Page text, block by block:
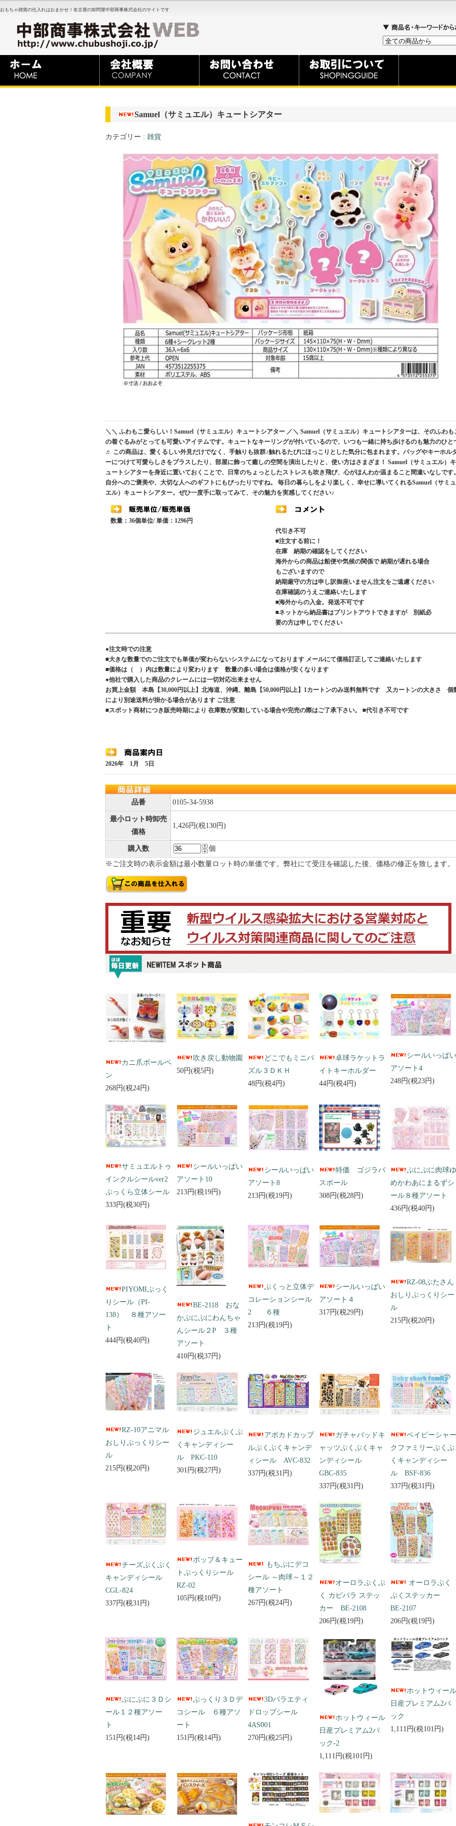
おもちゃ雑貨の仕入れはおまかせ！名古屋の卸問屋中部商事株式会社のサイトです
Samuel（サミュエル）キュートシアター
カテゴリー : 雑貨
＼＼ ふわもこ愛らしい！Samuel（サミュエル）キュートシアター ／＼ Samuel（サミュエル）キュートシアターは、そのふわも
の着ぐるみがとっても可愛いアイテムです。キュートなキーリングが付いているので、いつも一緒に持ち歩けるのも魅力のひと
♬ この商品は、愛くるしい外見だけでなく、手触りも抜群♪触れるたびにほっこりとした気分に包まれます。バッグやキーホル
ーにつけて可愛らしさをプラスしたり、部屋に飾って癒しの空間を演出したりと、使い方はさまざま！ Samuel（サミュエル）キ
ュートシアターを身近に置いておくことで、日常のちょっとしたストレスも吹き飛び、心がほんわか温まること間違いなしです
自分へのご褒美や、大切な人へのギフトにもぴったりですね。 毎日の暮らしをより楽しく、幸せに導いてくれるSamuel（サミュ
エル）キュートシアター。ぜひ一度手に取ってみて、その魅力を実感してください♪
数量：36個単位/ 単価：1296円
代引き不可
■注文する前に！
在庫 納期の確認をしてください
海外からの商品は船便や気候の関係で 納期が遅れる場合
もございますので
納期厳守の方は申し訳御座いません注文をご遠慮ください
在庫確認のうえご連絡いたします
■海外からの入金。発送不可です
■ネットから納品書はプリントアウトできますが 別紙必
要の方は申しでください
●注文時での注意
■大きな数量でのご注文でも単価が変わらないシステムになっております メールにて価格訂正してご連絡いたします
■価格は（ ）内は数量により変わります 数量の多い場合は価格が安くなります
●他社で購入した商品のクレームには一切対応出来ません
お買上金額 本島【30,000円以上】北海道、沖縄、離島【50,000円以上】1カートンのみ送料無料です 又カートンの大きさ 個
により別途送料が掛かる場合があります ご注意
■スポット商材につき販売時期により 在庫数が変動している場合や完売の際はご了承下さい。 ■代引き不可です
2026年 1月 5日
品番 0105-34-5938
最小ロット時卸売
価格
1,426円(税130円)
購入数
個
※ご注文時の表示金額は最小数量ロット時の単価です。弊社にて受注を確認した後、価格の修正を致します。
カニ爪ボールペ
ン
268円(税24円)
吹き戻し動物園
50円(税5円)
どこでもミニパ
ズル３ＤＫＨ
48円(税4円)
卓球ラケットラ
イトキーホルダー
44円(税4円)
シールいっぱい
アソート4
248円(税23円)
サミュエルトゥ
インクルシールver2
ぷっくら立体シール
333円(税30円)
シールいっぱい
アソート10
213円(税19円)
シールいっぱい
アソート8
213円(税19円)
特価 ゴジラバ
スボール
308円(税28円)
ぷにぷに肉球ゆ
めかわあにまるずシ
ール８種アソート
436円(税40円)
PIYOMIぷっく
りシール（PI-
138） ８種アソー
ト
444円(税40円)
BE-2118 おな
かぷにぷにわんちゃ
んシール２P ３種
アソート
410円(税37円)
ぷくっと立体デ
コレーションシール
2 ６種
213円(税19円)
シールいっぱい
アソート４
317円(税29円)
RZ-08ぶたさん
おしりぷっくりシー
ル
215円(税20円)
RZ-10アニマル
おしりぷっくりシー
ル
215円(税20円)
ジュエルぷくぷ
くキャンディシー
ル PKC-110
301円(税27円)
アボカドカップ
ルぷくぷくキャンデ
ィシール AVC-832
337円(税31円)
ガチャバッドキ
ャッツぷくぷくキャ
ンディシール
GBC-835
337円(税31円)
ベイビーシャー
クファミリーぷくぷ
くキャンディシー
ル BSF-836
337円(税31円)
チーズぷくぷく
キャンディシール
CGL-824
337円(税31円)
ポップ＆キュー
トぷっくりシール
RZ-02
105円(税10円)
もちぷにデコ
シール ～肉球～１２
種アソート
267円(税24円)
オーロラぷくぷ
く カピバラ ステッ
カー BE-2108
206円(税19円)
オーロラぷく
ぷくステッカー
BE-2107
206円(税19円)
ぷにぷに３Ｄシ
ール１２種アソー
ト
151円(税14円)
ぷっくり３Ｄデ
コシール ６種アソ
ート
151円(税14円)
3Dバラエティ
ドロップシール
4AS001
270円(税25円)
ホットウィール
日産プレミアム2パ
ック-2
1,111円(税101円)
ホットウィール
日産プレミアム2パ
ック
1,111円(税101円)